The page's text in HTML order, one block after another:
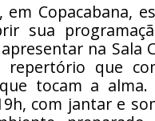
em Copacabana,
sua
na Sala
que
tocam a alma.
com jantar e